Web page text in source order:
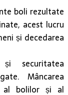
boli rezultate
acest lucru
și decedarea
securitatea
Mâncarea
al bolilor și al